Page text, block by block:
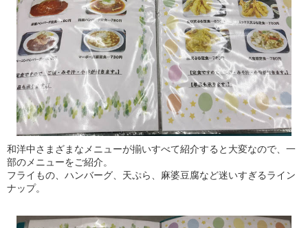
和洋中さまざまなメニューが揃いすべて紹介すると大変なので、一
部のメニューをご紹介。
フライもの、ハンバーグ、天ぷら、麻婆豆腐など迷いすぎるライン
ナップ。